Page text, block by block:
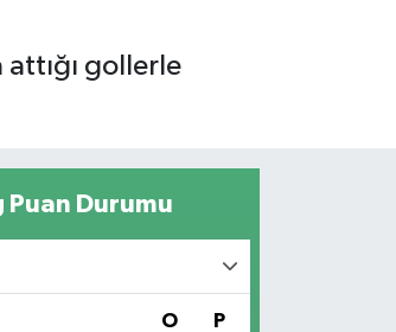
gollerle
Puan Durumu
O P